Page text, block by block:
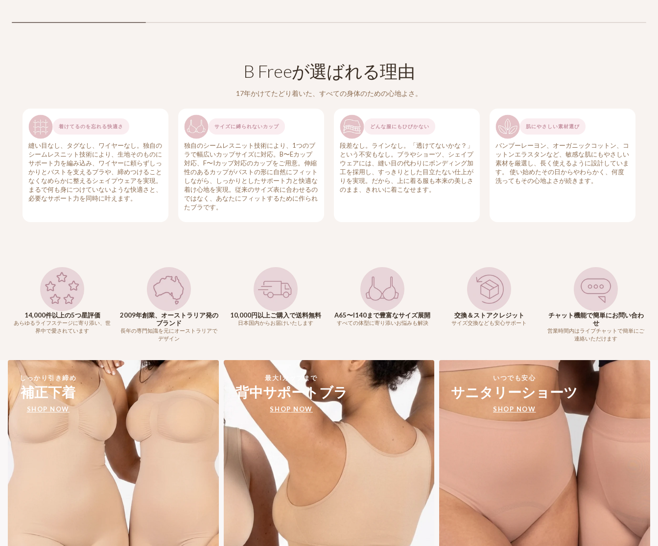
B Freeが選ばれる理由
17年かけてたどり着いた、すべての身体のための心地よさ。
着けてるのを忘れる快適さ
縫い目なし、タグなし、ワイヤーなし。独自の
シームレスニット技術により、生地そのものに
サポート力を編み込み、ワイヤーに頼らずしっ
かりとバストを支えるブラや、締めつけること
なくなめらかに整えるシェイプウェアを実現。
まるで何も身につけていないような快適さと、
必要なサポート力を同時に叶えます。
サイズに縛られないカップ
独自のシームレスニット技術により、1つのブ
ラで幅広いカップサイズに対応。B〜Eカップ
対応、F〜Iカップ対応のカップをご用意。伸縮
性のあるカップがバストの形に自然にフィット
しながら、しっかりとしたサポート力と快適な
着け心地を実現。従来のサイズ表に合わせるの
ではなく、あなたにフィットするために作られ
たブラです。
どんな服にもひびかない
段差なし。ラインなし。「透けてないかな？」
という不安もなし。ブラやショーツ、シェイプ
ウェアには、縫い目の代わりにボンディング加
工を採用し、すっきりとした目立たない仕上が
りを実現。だから、上に着る服も本来の美しさ
のまま、きれいに着こなせます。
肌にやさしい素材選び
バンブーレーヨン、オーガニックコットン、コ
ットンエラスタンなど、敏感な肌にもやさしい
素材を厳選し、長く使えるように設計していま
す。 使い始めたその日からやわらかく、何度
洗ってもその心地よさが続きます。
14,000件以上の5つ星評価
あらゆるライフステージに寄り添い、世
界中で愛されています
2009年創業、オーストラリア発の
ブランド
長年の専門知識を元にオーストラリアで
デザイン
10,000円以上ご購入で送料無料
日本国内からお届けいたします
A65〜I140まで豊富なサイズ展開
すべての体型に寄り添いお悩みも解決
交換＆ストアクレジット
サイズ交換なども安心サポート
チャット機能で簡単にお問い合わ
せ
営業時間内はライブチャットで簡単にご
連絡いただけます
しっかり引き締め
補正下着
SHOP NOW
最大Iカップまで
背中サポートブラ
SHOP NOW
いつでも安心
サニタリーショーツ
SHOP NOW